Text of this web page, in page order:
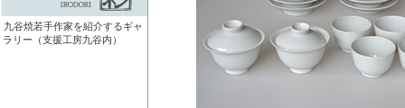
九谷焼若手作家を紹介するギャ
ラリー（支援工房九谷内）